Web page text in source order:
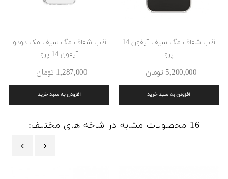
قاب شفاف مگ سیف آیفون 14
پرو
5٬200٬000 ‎تومان
افزودن به سبد خرید
قاب شفاف مگ سیف مک دودو
آیفون 14 پرو
1٬287٬000 ‎تومان
افزودن به سبد خرید
16 محصولات مشابه در شاخه های مختلف: